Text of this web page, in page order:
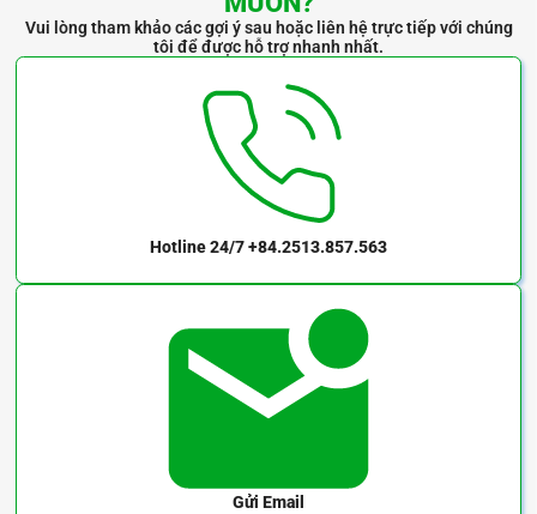
Vui lòng tham khảo các gợi ý sau hoặc liên hệ trực tiếp với chúng
tôi để được hỗ trợ nhanh nhất.
Hotline 24/7+84.2513.857.563
Gửi Email